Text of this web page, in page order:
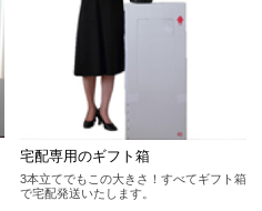
宅配専用のギフト箱
3本立てでもこの大きさ！すべてギフト箱
で宅配発送いたします。